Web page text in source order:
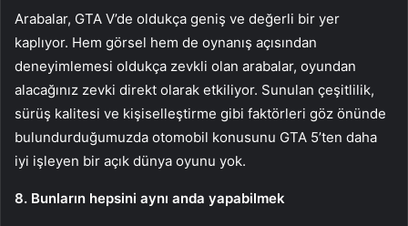
Arabalar, GTA V’de oldukça geniş ve değerli bir yer
kaplıyor. Hem görsel hem de oynanış açısından
deneyimlemesi oldukça zevkli olan arabalar, oyundan
alacağınız zevki direkt olarak etkiliyor. Sunulan çeşitlilik,
sürüş kalitesi ve kişiselleştirme gibi faktörleri göz önünde
bulundurduğumuzda otomobil konusunu GTA 5’ten daha
iyi işleyen bir açık dünya oyunu yok.
8. Bunların hepsini aynı anda yapabilmek